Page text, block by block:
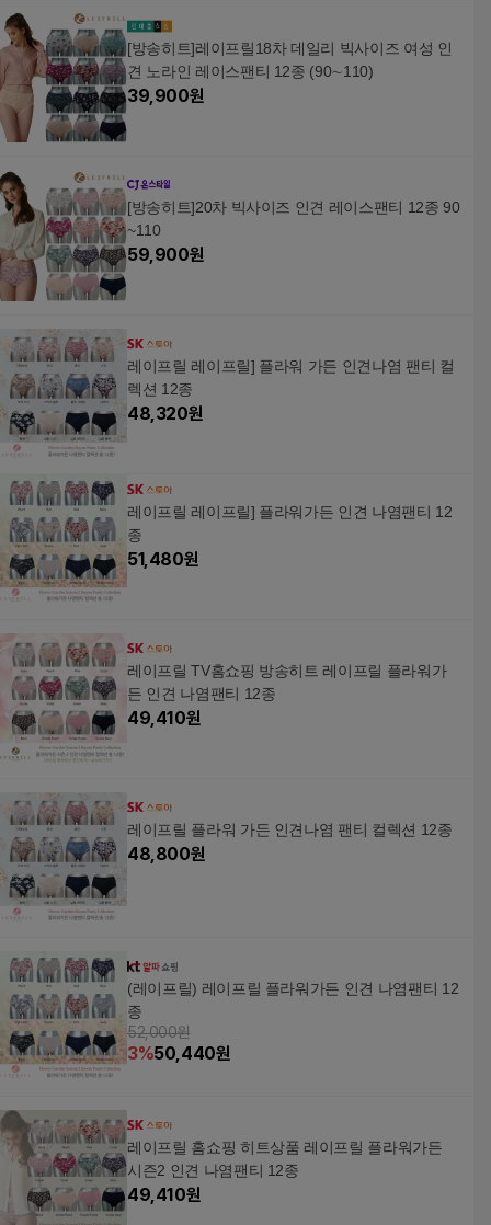
[방송히트]레이프릴18차 데일리 빅사이즈 여성 인
견 노라인 레이스팬티 12종 (90∼110)
39,900원
[방송히트]20차 빅사이즈 인견 레이스팬티 12종 90
~110
59,900원
레이프릴 레이프릴] 플라워 가든 인견나염 팬티 컬
렉션 12종
48,320원
레이프릴 레이프릴] 플라워가든 인견 나염팬티 12
종
51,480원
레이프릴 TV홈쇼핑 방송히트 레이프릴 플라워가
든 인견 나염팬티 12종
49,410원
레이프릴 플라워 가든 인견나염 팬티 컬렉션 12종
48,800원
(레이프릴) 레이프릴 플라워가든 인견 나염팬티 12
종
52,000원
3%50,440원
레이프릴 홈쇼핑 히트상품 레이프릴 플라워가든
시즌2 인견 나염팬티 12종
49,410원